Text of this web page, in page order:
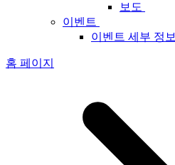
보도
이벤트
이벤트 세부 정보
홈 페이지